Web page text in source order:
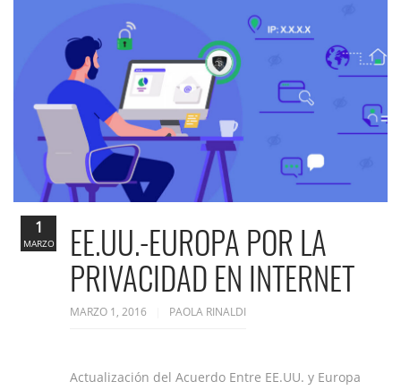
EE.UU.-EUROPA POR LA
PRIVACIDAD EN INTERNET
MARZO 1, 2016 PAOLA RINALDI
Actualización del Acuerdo Entre EE.UU. y Europa
1
MARZO